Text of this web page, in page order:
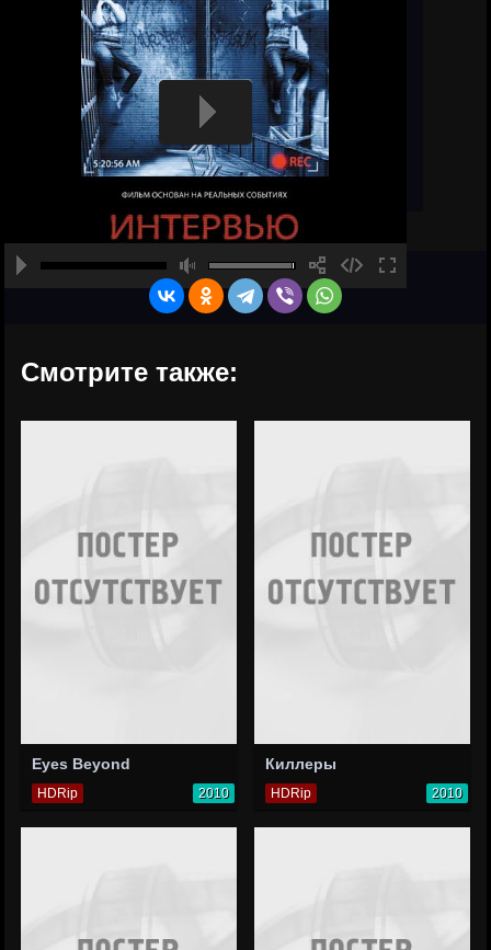
Смотрите также:
Eyes Beyond
HDRip 2010
Киллеры
HDRip 2010